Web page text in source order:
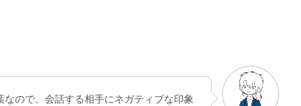
なので、会話する相手にネガティブな印象